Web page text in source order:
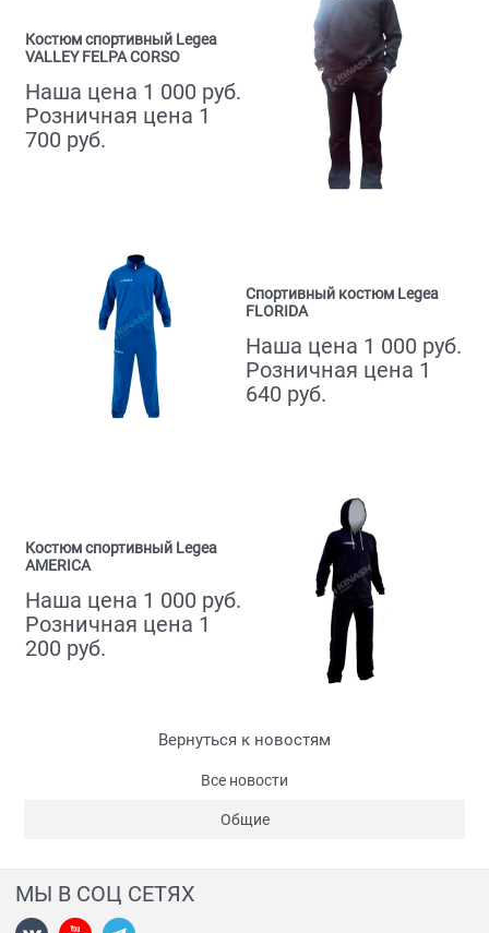
Костюм спортивный Legea
VALLEY FELPA CORSO
Наша цена 1 000 руб.
Розничная цена 1
700 руб.
Спортивный костюм Legea
FLORIDA
Наша цена 1 000 руб.
Розничная цена 1
640 руб.
Костюм спортивный Legea
AMERICA
Наша цена 1 000 руб.
Розничная цена 1
200 руб.
Вернуться к новостям
Все новости
Общие
МЫ В СОЦ СЕТЯХ